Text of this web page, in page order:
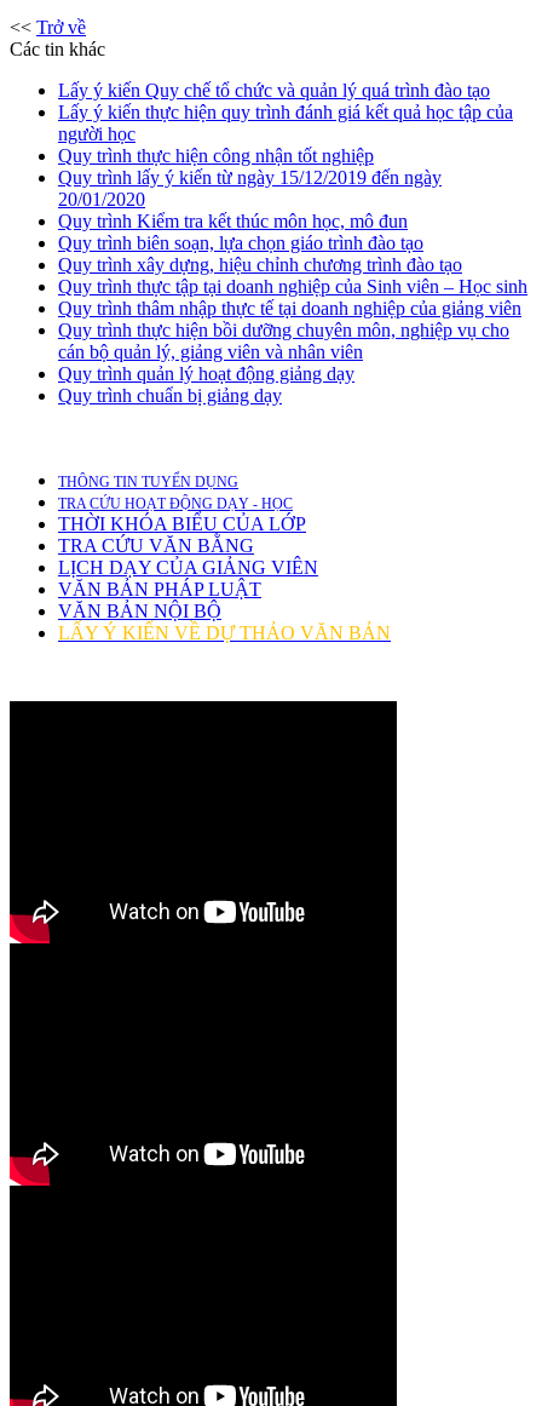
<< Trở về
Các tin khác
Lấy ý kiến Quy chế tổ chức và quản lý quá trình đào tạo
Lấy ý kiến thực hiện quy trình đánh giá kết quả học tập của
người học
Quy trình thực hiện công nhận tốt nghiệp
Quy trình lấy ý kiến từ ngày 15/12/2019 đến ngày
20/01/2020
Quy trình Kiểm tra kết thúc môn học, mô đun
Quy trình biên soạn, lựa chọn giáo trình đào tạo
Quy trình xây dựng, hiệu chỉnh chương trình đào tạo
Quy trình thực tập tại doanh nghiệp của Sinh viên – Học sinh
Quy trình thâm nhập thực tế tại doanh nghiệp của giảng viên
Quy trình thực hiện bồi dưỡng chuyên môn, nghiệp vụ cho
cán bộ quản lý, giảng viên và nhân viên
Quy trình quản lý hoạt động giảng dạy
Quy trình chuẩn bị giảng dạy
THÔNG TIN TUYỂN DỤNG
TRA CỨU HOẠT ĐỘNG DẠY - HỌC
THỜI KHÓA BIỂU CỦA LỚP
TRA CỨU VĂN BẰNG
LỊCH DẠY CỦA GIẢNG VIÊN
VĂN BẢN PHÁP LUẬT
VĂN BẢN NỘI BỘ
LẤY Ý KIẾN VỀ DỰ THẢO VĂN BẢN